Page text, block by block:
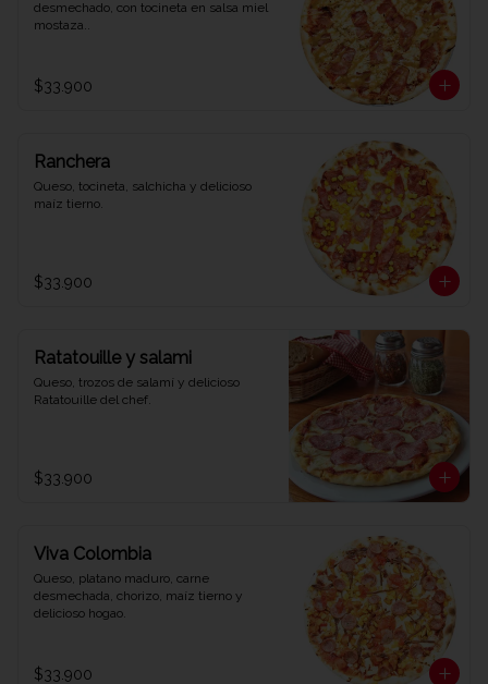
desmechado, con tocineta en salsa miel
mostaza..
$33.900
Ranchera
Queso, tocineta, salchicha y delicioso
maíz tierno.
$33.900
Ratatouille y salami
Queso, trozos de salamí y delicioso
Ratatouille del chef.
$33.900
Viva Colombia
Queso, platano maduro, carne
desmechada, chorizo, maíz tierno y
delicioso hogao.
$33.900